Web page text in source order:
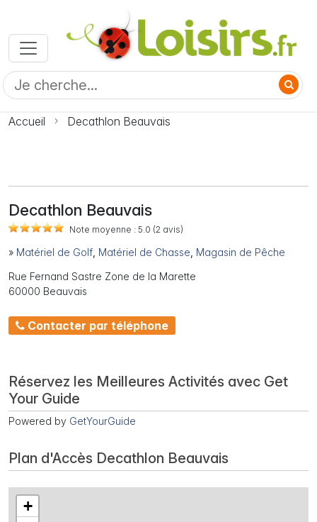
Accueil Decathlon Beauvais
Decathlon Beauvais
Note moyenne : 5.0 (2 avis)
» Matériel de Golf Matériel de Chasse Magasin de Pêche
Rue Fernand Sastre Zone de la Marette
60000 Beauvais
Contacter par téléphone
Réservez les Meilleures Activités avec Get
Your Guide
Powered by GetYourGuide
Plan d'Accès Decathlon Beauvais
+